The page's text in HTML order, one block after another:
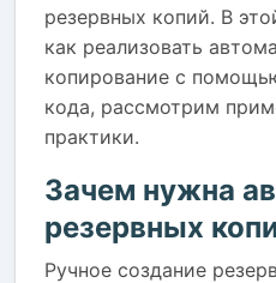
резервных копий. В
как реализовать
копирование с
кода, рассмотрим
практики.
Зачем нужна
резервных
Ручное создание